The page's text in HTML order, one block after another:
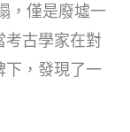
，僅是廢墟一
考古學家在對
下，發現了一